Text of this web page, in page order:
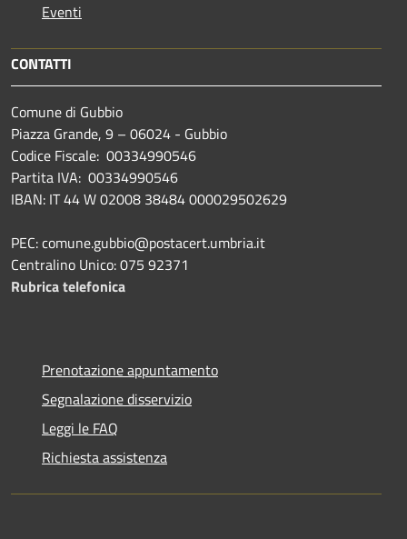
Eventi
CONTATTI
Comune di Gubbio
Piazza Grande, 9 – 06024 - Gubbio
Codice Fiscale: 00334990546
Partita IVA: 00334990546
IBAN: IT 44 W 02008 38484 000029502629
PEC: comune.gubbio@postacert.umbria.it
Centralino Unico: 075 92371
Rubrica telefonica
Prenotazione appuntamento
Segnalazione disservizio
Leggi le FAQ
Richiesta assistenza